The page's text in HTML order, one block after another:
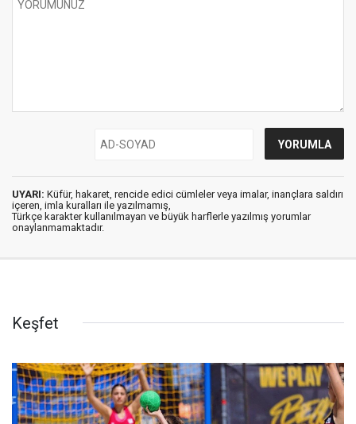
UYARI: Küfür, hakaret, rencide edici cümleler veya imalar, inançlara saldırı
içeren, imla kuralları ile yazılmamış,
Türkçe karakter kullanılmayan ve büyük harflerle yazılmış yorumlar
onaylanmamaktadır.
Keşfet